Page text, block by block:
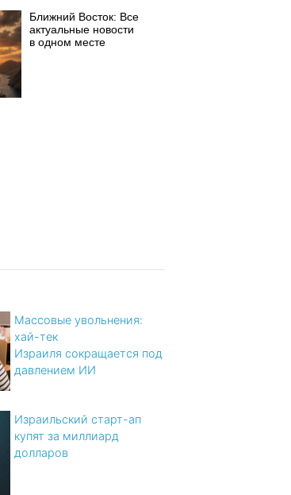
Ближний Восток: Все
актуальные новости
в одном месте
Массовые увольнения:
хай-тек
Израиля сокращается под
давлением ИИ
Израильский старт-ап
купят за миллиард
долларов